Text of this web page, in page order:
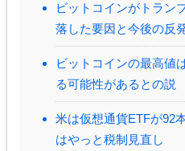
ビットコインがトラン
落した要因と今後の反
ビットコインの最高値
る可能性があるとの説
米は仮想通貨ETFが92
はやっと税制見直し